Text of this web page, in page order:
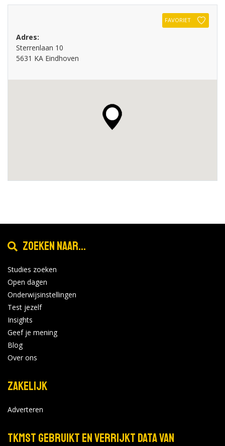
FAVORIET
Adres:
Sterrenlaan 10
5631 KA Eindhoven
Zoeken naar...
Studies zoeken
Open dagen
Onderwijsinstellingen
Test jezelf
Insights
Geef je mening
Blog
Over ons
Zakelijk
Adverteren
TKMST gebruikt en verrijkt data van